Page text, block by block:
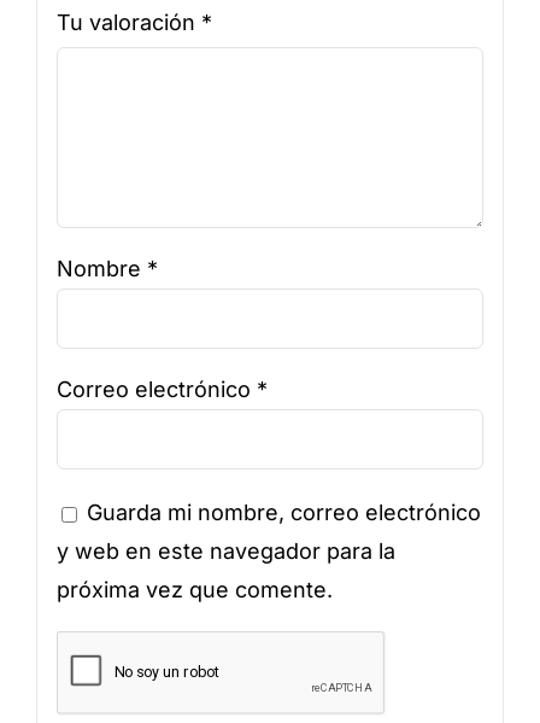
Tu valoración *
Nombre *
Correo electrónico *
Guarda mi nombre, correo electrónico
y web en este navegador para la
próxima vez que comente.